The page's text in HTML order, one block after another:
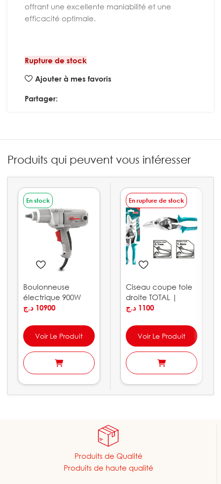
offrant une excellente maniabilité et une
efficacité optimale.
Rupture de stock
Ajouter à mes favoris
Partager:
Produits qui peuvent vous intéresser
En stock
Boulonneuse
électrique 900W
320Nm CROWN |
10900 د.ج
Voir Le Produit
En rupture de stock
Ciseau coupe tole
droite TOTAL |
THT523106
1100 د.ج
Voir Le Produit
Produits de Qualité
Produits de haute qualité